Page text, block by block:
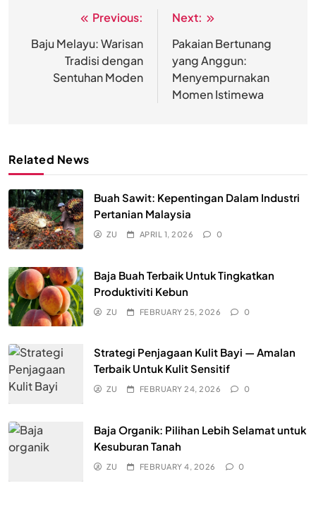
navigation
Previous:
Baju Melayu: Warisan
Tradisi dengan
Sentuhan Moden
Next:
Pakaian Bertunang
yang Anggun:
Menyempurnakan
Momen Istimewa
Related News
Buah Sawit: Kepentingan Dalam Industri
Pertanian Malaysia
ZU APRIL 1, 2026 0
Baja Buah Terbaik Untuk Tingkatkan
Produktiviti Kebun
ZU FEBRUARY 25, 2026 0
Strategi Penjagaan Kulit Bayi — Amalan
Terbaik Untuk Kulit Sensitif
ZU FEBRUARY 24, 2026 0
Baja Organik: Pilihan Lebih Selamat untuk
Kesuburan Tanah
ZU FEBRUARY 4, 2026 0